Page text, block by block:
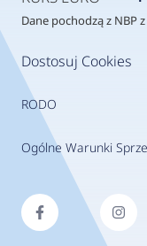
Dostosuj Cookies
RODO
Ogólne Warunki
Dane pochodzą z NBP